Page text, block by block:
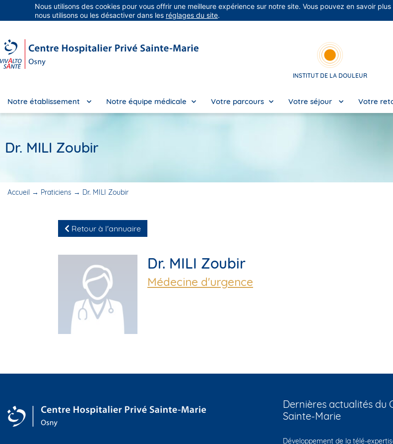
Groupe Vivalto Santé Entre nous, la vie
INSTITUT DE LA DOULEUR
Notre établissement Notre équipe médicale Votre parcours Votre séjour Votre
Dr. MILI Zoubir
Accueil → Praticiens → Dr. MILI Zoubir
Retour à l'annuaire
Dr. MILI Zoubir
Médecine d'urgence
Dernières actualités du
Sainte-Marie
Développement de la télé-
Nous utilisons des cookies pour vous offrir une meilleure expérience sur notre site. Vous pouvez en savoir
nous utilisons ou les désactiver dans les réglages du site.